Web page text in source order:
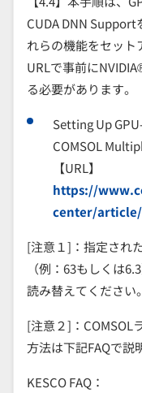
CUDA DNN Support
れらの機能をセット
URLで事前にNVIDIA
る必要があります。
Setting Up
COMSOL
【URL】
https://
center/article/
[注意１]：指定され
（例：63もしくは
読み替えてください。
[注意２]：COMSOL
方法は下記FAQで説
KESCO FAQ：